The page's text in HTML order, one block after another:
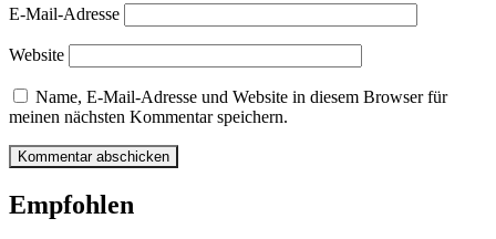
E-Mail-Adresse
Website
Name, E-Mail-Adresse und Website in diesem Browser für
meinen nächsten Kommentar speichern.
Empfohlen